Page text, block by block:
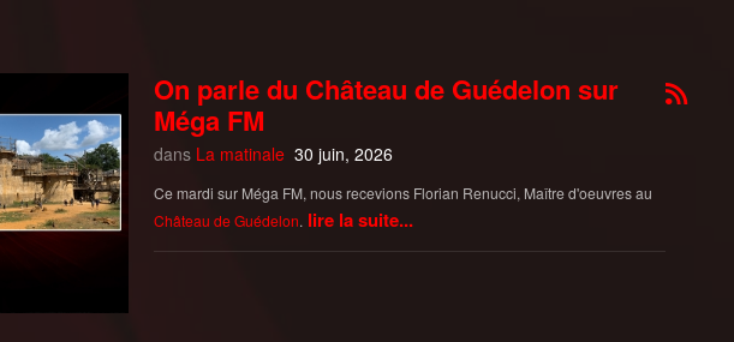
On parle du Château de Guédelon sur
Méga FM
dans La matinale 30 juin, 2026
Ce mardi sur Méga FM, nous recevions Florian Renucci, Maître d'oeuvres au
Château de Guédelon. lire la suite...